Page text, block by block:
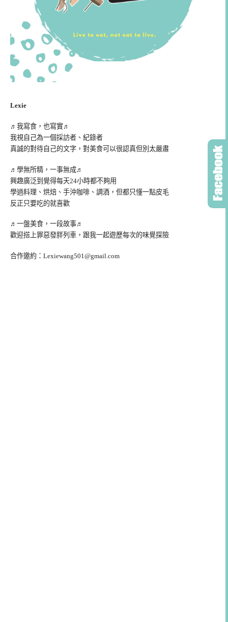
Lexie
♬我寫食，也寫實♬
我視自己為一個採訪者、紀錄者
真誠的對待自己的文字，對美食可以很認真但別太嚴肅
♬學無所精，一事無成♬
興趣廣泛到覺得每天24小時都不夠用
學過料理、烘焙、手沖咖啡、調酒，但都只懂一點皮毛
反正只要吃的就喜歡
♬一盤美食，一段故事♬
歡迎搭上罪惡發胖列車，跟我一起遊歷每次的味覺探險
合作邀約： Lexiewang501@gmail.com